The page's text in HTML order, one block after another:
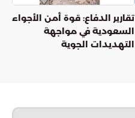
تقارير الدفاع: قوة أمن الأجواء
السعودية في مواجهة
التهديدات الجوية